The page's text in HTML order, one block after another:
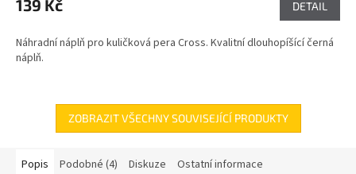
139 Kč DETAIL
Náhradní náplň pro kuličková pera Cross. Kvalitní dlouhopíšící černá
náplň.
ZOBRAZIT VŠECHNY SOUVISEJÍCÍ PRODUKTY
Popis Podobné (4) Diskuze Ostatní informace